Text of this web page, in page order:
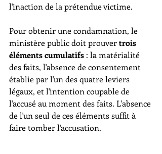
l'inaction de la prétendue victime.
Pour obtenir une condamnation, le
ministère public doit prouver trois
éléments cumulatifs : la matérialité
des faits, l'absence de consentement
établie par l'un des quatre leviers
légaux, et l'intention coupable de
l'accusé au moment des faits. L'absence
de l'un seul de ces éléments suffit à
faire tomber l'accusation.